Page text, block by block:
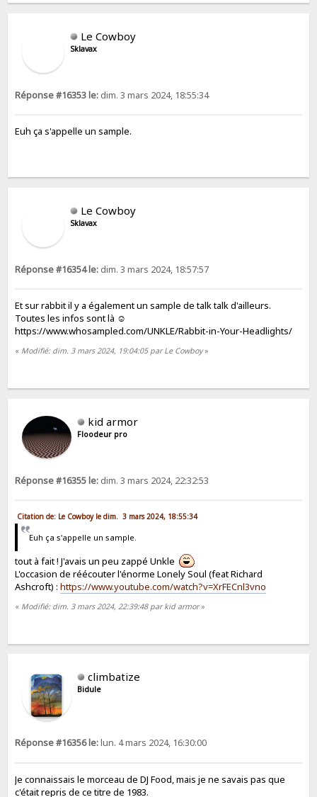
Le Cowboy
Sklavax
Réponse #16353 le: dim. 3 mars 2024, 18:55:34
Euh ça s'appelle un sample.
Le Cowboy
Sklavax
Réponse #16354 le: dim. 3 mars 2024, 18:57:57
Et sur rabbit il y a également un sample de talk talk d'ailleurs.
Toutes les infos sont là ☺️
https://www.whosampled.com/UNKLE/Rabbit-in-Your-Headlights/
« Modifié: dim. 3 mars 2024, 19:04:05 par Le Cowboy»
kid armor
Floodeur pro
Réponse #16355 le: dim. 3 mars 2024, 22:32:53
Citation de: Le Cowboy le dim. 3 mars 2024, 18:55:34
Euh ça s'appelle un sample.
tout à fait ! J'avais un peu zappé Unkle
L'occasion de réécouter l'énorme Lonely Soul (feat Richard
Ashcroft) :https://www.youtube.com/watch?v=XrFECnl3vno
« Modifié: dim. 3 mars 2024, 22:39:48 par kid armor»
climbatize
Bidule
Réponse #16356 le:lun. 4 mars 2024, 16:30:00
Je connaissais le morceau de DJ Food, mais je ne savais pas que
c'était repris de ce titre de 1983.